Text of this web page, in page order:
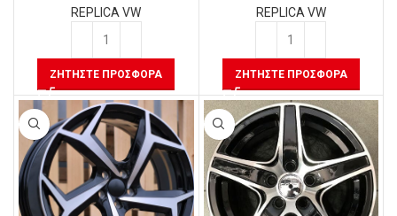
REPLICA VW
ΖΗΤΉΣΤΕ ΠΡΟΣΦΟΡΆ
REPLICA VW
ΖΗΤΉΣΤΕ ΠΡΟΣΦΟΡΆ